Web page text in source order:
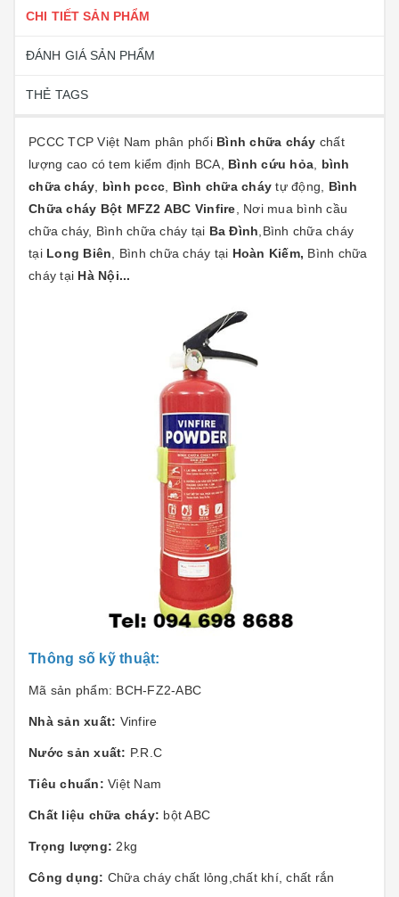
CHI TIẾT SẢN PHẨM
ĐÁNH GIÁ SẢN PHẨM
THẺ TAGS
PCCC TCP Việt Nam phân phối Bình chữa cháy chất
lượng cao có tem kiểm định BCA, Bình cứu hỏa
bình
chữa cháy
bình pccc Bình chữa cháy tự động, Bình
Chữa cháy Bột MFZ2 ABC Vinfire , Nơi mua bình cầu
chữa cháy, Bình chữa cháy tại Ba Đình ,Bình chữa cháy
tại Long Biên , Bình chữa cháy tại Hoàn Kiếm, Bình chữa
cháy tại Hà Nội...
Thông số kỹ thuật:
Mã sản phẩm: BCH-FZ2-ABC
Nhà sản xuất: Vinfire
Nước sản xuất: P.R.C
Tiêu chuẩn: Việt Nam
Chất liệu chữa cháy: bột ABC
Trọng lượng: 2kg
Công dụng: Chữa cháy chất lỏng,chất khí, chất rắn